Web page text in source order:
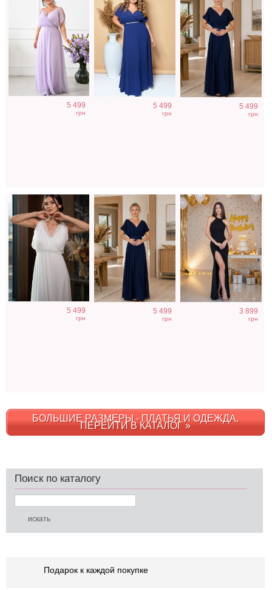
5 499
грн
5 499
грн
5 499
грн
Вечернее белое
платье в пол на
короткий рукав c
5 499
грн
Вечернее синее
платье в пол
короткий рукав
5 499
грн
Облегающее
вечернее платье
черного цвета с
3 899
грн
БОЛЬШИЕ РАЗМЕРЫ - ПЛАТЬЯ И ОДЕЖДА.
ПЕРЕЙТИ В КАТАЛОГ »
Поиск по каталогу
Подарок к каждой покупке